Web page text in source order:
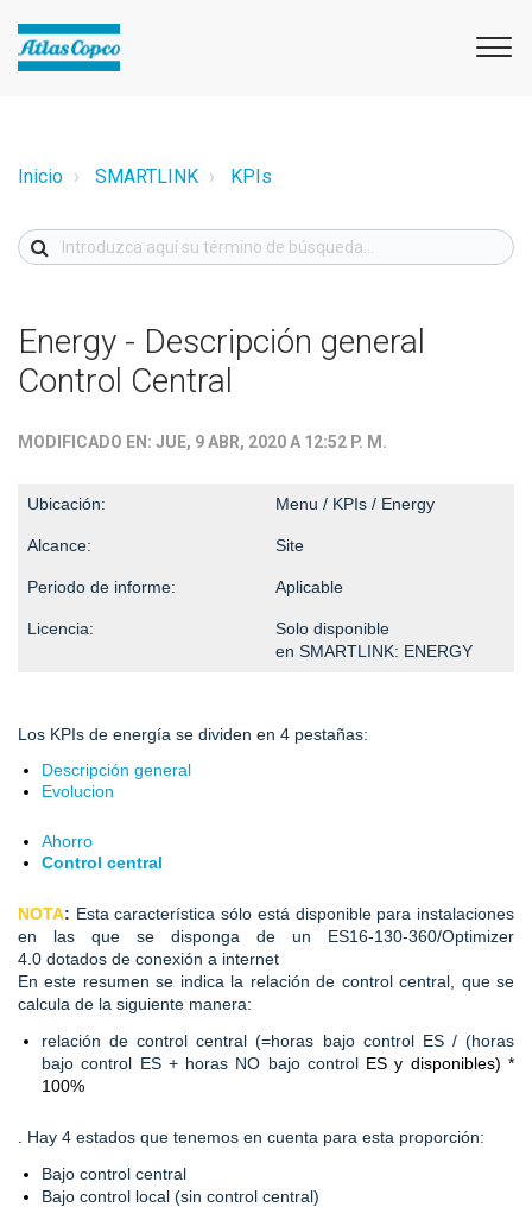
Inicio SMARTLINK KPIs
Energy - Descripción general
Control Central
MODIFICADO EN: JUE, 9 ABR, 2020 A 12:52 P. M.
Ubicación: Menu / KPIs / Energy
Alcance: Site
Periodo de informe: Aplicable
Licencia:
Solo disponible
en SMARTLINK: ENERGY
Los KPIs de energía se dividen en 4 pestañas:
Descripción general
Evolucion
Ahorro
Control central
NOTA: Esta característica sólo está disponible para instalaciones
en las que se disponga de un ES16-130-360/Optimizer
4.0 dotados de conexión a internet
En este resumen se indica la relación de control central, que se
calcula de la siguiente manera:
relación de control central (=horas bajo control ES / (horas
bajo control ES + horas NO bajo controlES y disponibles) *
100%
Hay 4 estados que tenemos en cuenta para esta proporción:
Bajo control central
Bajo control local (sin control central)